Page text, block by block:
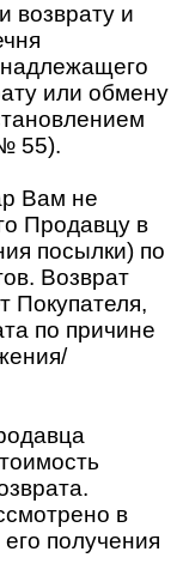
возврату и
или обмену
55).
Вам не
Продавцу в
посылки) по
Возврат
Покупателя,
по причине
в
получения